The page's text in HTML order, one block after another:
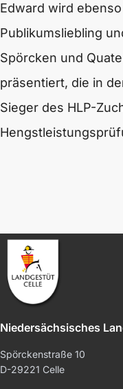
Edward wird
Publikumsliebling
Spörcken und
präsentiert, die in
Sieger des HLP-
Niedersächsisches
Spörckenstraße 10
D-29221 Celle